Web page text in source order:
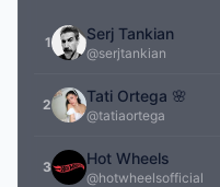
1 Serj Tankian
@serjtankian
2 Tati Ortega 🌸
@tatiaortega
3 Hot Wheels
@hotwheelsofficial